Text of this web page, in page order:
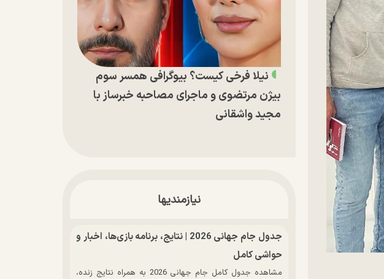
نیلا فرخی کیست؟ بیوگرافی همسر سوم
بیژن مرتضوی و ماجرای مصاحبه خبرساز با
مجید واشقانی
نیازمندیها
جدول جام جهانی 2026 | نتایج، برنامه بازی‌ها، اخبار و
حواشی کامل
مشاهده جدول کامل جام جهانی 2026 به همراه نتایج زنده،